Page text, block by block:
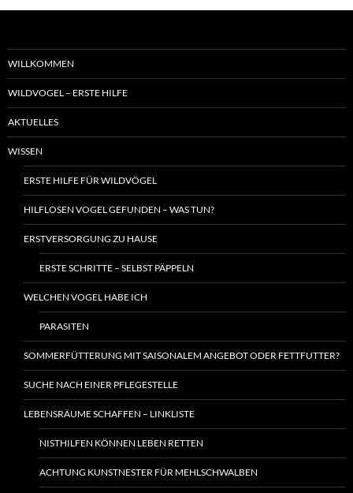
WILLKOMMEN
WILDVOGEL – ERSTE HILFE
AKTUELLES
WISSEN
ERSTE HILFE FÜR WILDVÖGEL
HILFLOSEN VOGEL GEFUNDEN – WAS TUN?
ERSTVERSORGUNG ZU HAUSE
ERSTE SCHRITTE – SELBST PÄPPELN
WELCHEN VOGEL HABE ICH
PARASITEN
SOMMERFÜTTERUNG MIT SAISONALEM ANGEBOT ODER FETTFUTTER?
SUCHE NACH EINER PFLEGESTELLE
LEBENSRÄUME SCHAFFEN – LINKLISTE
NISTHILFEN KÖNNEN LEBEN RETTEN
ACHTUNG KUNSTNESTER FÜR MEHLSCHWALBEN